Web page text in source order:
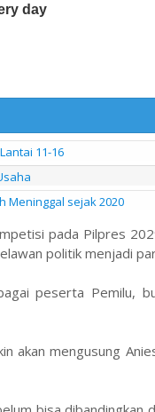
11-16
Meninggal sejak 2020
pada Pilpres
politik menjadi
peserta Pemilu,
akan mengusung